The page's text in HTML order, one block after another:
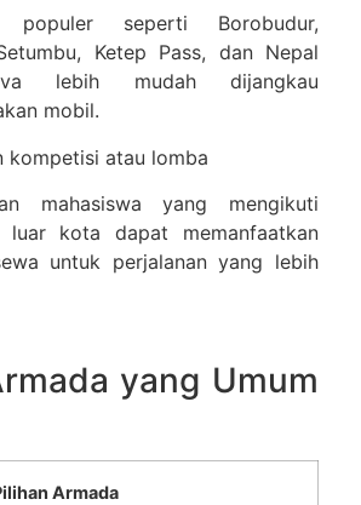
populer seperti Borobudur,
Ketep Pass, dan Nepal
lebih mudah dijangkau
mobil.
kompetisi atau lomba
mahasiswa yang mengikuti
kota dapat memanfaatkan
untuk perjalanan yang lebih
yang Umum
Armada